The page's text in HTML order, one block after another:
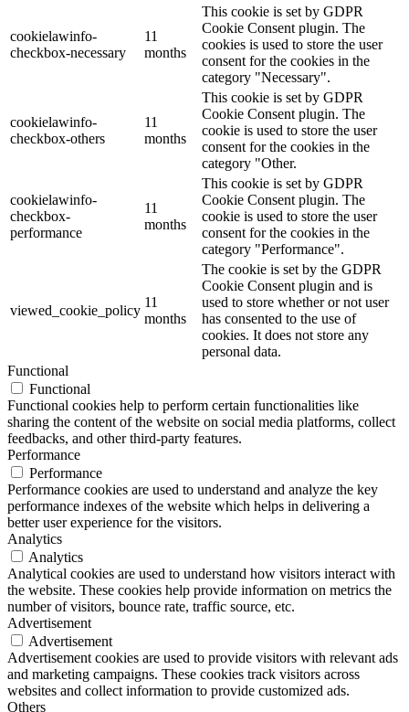
cookielawinfo-
checkbox-necessary
11
months
This cookie is set by GDPR
Cookie Consent plugin. The
cookies is used to store the user
consent for the cookies in the
category "Necessary".
cookielawinfo-
checkbox-others
11
months
This cookie is set by GDPR
Cookie Consent plugin. The
cookie is used to store the user
consent for the cookies in the
category "Other.
cookielawinfo-
checkbox-
performance
11
months
This cookie is set by GDPR
Cookie Consent plugin. The
cookie is used to store the user
consent for the cookies in the
category "Performance".
viewed_cookie_policy
11
months
The cookie is set by the GDPR
Cookie Consent plugin and is
used to store whether or not user
has consented to the use of
cookies. It does not store any
personal data.
Functional
Functional
Functional cookies help to perform certain functionalities like
sharing the content of the website on social media platforms, collect
feedbacks, and other third-party features.
Performance
Performance
Performance cookies are used to understand and analyze the key
performance indexes of the website which helps in delivering a
better user experience for the visitors.
Analytics
Analytics
Analytical cookies are used to understand how visitors interact with
the website. These cookies help provide information on metrics the
number of visitors, bounce rate, traffic source, etc.
Advertisement
Advertisement
Advertisement cookies are used to provide visitors with relevant ads
and marketing campaigns. These cookies track visitors across
websites and collect information to provide customized ads.
Others